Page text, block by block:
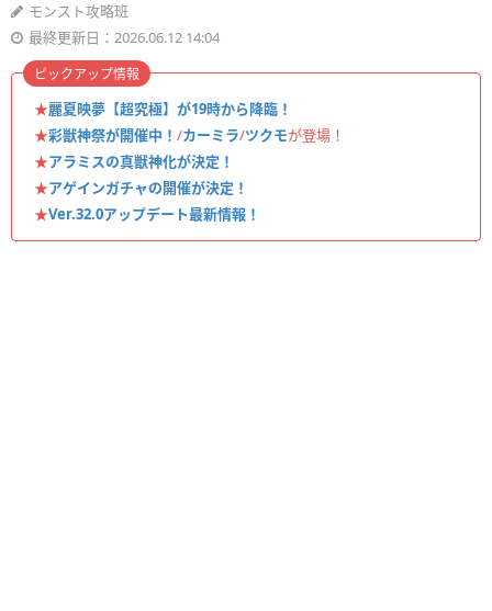
モンスト攻略班
最終更新日：2026.06.12 14:04
★麗夏映夢【超究極】が19時から降臨！
★彩獣神祭が開催中！ /カーミラ/ツクモが登場！
★アラミスの真獣神化が決定！
★アゲインガチャの開催が決定！
★Ver.32.0アップデート最新情報！
ピックアップ情報